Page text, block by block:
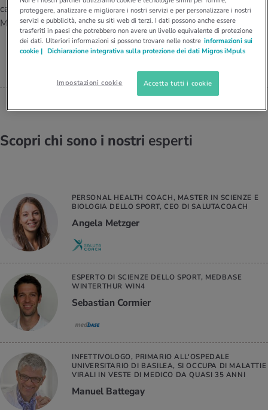
e intolleranze
Calcolatore BMI
invernali
D’ATTUALITÀ NELL’AMBITO MOVIMENTO
Calcola il consumo calorico
Corsa & Jogging
D’ATTUALITÀ NELL’AMBITO RILASSAMENTO
Lavoro e salute
Rilassamento attivo
delle donne
fisici
mediche
Abbassare la pressione sanguigna
D’ATTUALITÀ NELL’AMBITO SERVIZIO
Offerte
TERAPISTA IN MTC E
NATUROPATA, MEDBASE GOSSAU
Meiling Xiao
cantonale presso il centro
Medbase di Gossau
Scopri chi sono i nostri esperti
PERSONAL HEALTH COACH, MASTER IN SCIENZE E
BIOLOGIA DELLO SPORT, CEO DI SALUTACOACH
Angela Metzger
ESPERTO DI SCIENZE DELLO SPORT, MEDBASE
WINTERTHUR WIN4
Sebastian Cormier
INFETTIVOLOGO, PRIMARIO ALL'OSPEDALE
UNIVERSITARIO DI BASILEA, SI OCCUPA DI MALATTIE
VIRALI IN VESTE DI MEDICO DA QUASI 35 ANNI
Manuel Battegay
proteggere, analizzare e migliorare i nostri servizi e per personalizzare i nostri
servizi e pubblicità, anche su siti web di terzi. I dati possono anche essere
trasferiti in paesi che potrebbero non avere un livello equivalente di protezione
dei dati. Ulteriori informazioni si possono trovare nelle nostre informazioni sui
cookie | Dichiarazione integrativa sulla protezione dei dati Migros iMpuls
Impostazioni cookie Accetta tutti i cookie